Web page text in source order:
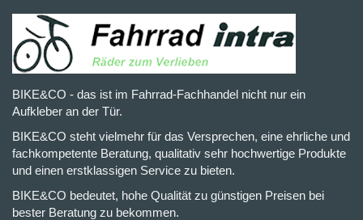
BIKE&CO - das ist im Fahrrad-Fachhandel nicht nur ein
Aufkleber an der Tür.
BIKE&CO steht vielmehr für das Versprechen, eine ehrliche und
fachkompetente Beratung, qualitativ sehr hochwertige Produkte
und einen erstklassigen Service zu bieten.
BIKE&CO bedeutet, hohe Qualität zu günstigen Preisen bei
bester Beratung zu bekommen.